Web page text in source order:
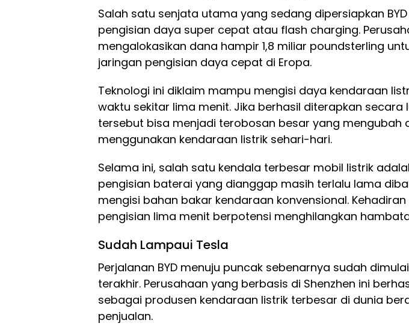
Salah satu senjata utama yang sedang dipersiapkan
pengisian daya super cepat atau flash charging.
mengalokasikan dana hampir 1,8 miliar poundsterling
jaringan pengisian daya cepat di Eropa.
Teknologi ini diklaim mampu mengisi daya kendaraan
waktu sekitar lima menit. Jika berhasil diterapkan secara
tersebut bisa menjadi terobosan besar yang mengubah
menggunakan kendaraan listrik sehari-hari.
Selama ini, salah satu kendala terbesar mobil listrik
pengisian baterai yang dianggap masih terlalu lama
mengisi bahan bakar kendaraan konvensional.
pengisian lima menit berpotensi menghilangkan
Sudah Lampaui Tesla
Perjalanan BYD menuju puncak sebenarnya sudah
terakhir. Perusahaan yang berbasis di Shenzhen ini
sebagai produsen kendaraan listrik terbesar di dunia
penjualan.